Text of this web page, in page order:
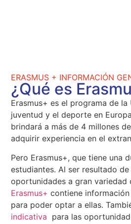
ERASMUS + INFORMACIÓN
¿Qué es
Erasmus+ es el programa de
juventud y el deporte en
brindará a más de 4 millones
adquirir experiencia en el
Pero Erasmus+, que tiene una
estudiantes. Al ser resultado
oportunidades a gran variedad
Erasmus+ contiene
para poder optar a ellas.
indicativa para las